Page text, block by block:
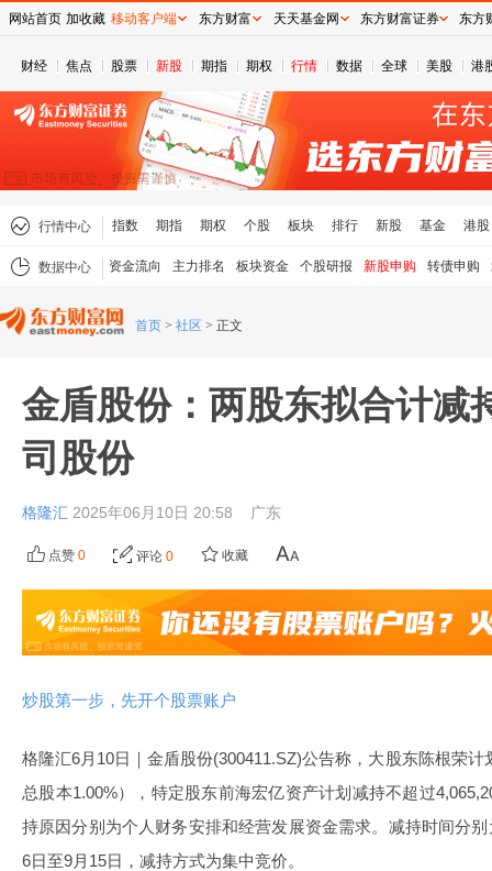
财经 焦点 股票 新股 期指 期权 行情 数据 全球 美股 港
行情中心 指数 期指 期权 个股 板块 排行 新股 基金 港股
数据中心 资金流向 主力排名 板块资金 个股研报 新股申购 转债申购
首页 > 社区 > 正文
金盾股份：两股东拟合计减
司股份
格隆汇 2025年06月10日 20:58 广东
点赞 0 评论 0 收藏
炒股第一步，先开个股票账户
格隆汇6月10日｜金盾股份(300411.SZ)公告称，大股东陈根荣
总股本1.00%），特定股东前海宏亿资产计划减持不超过
持原因分别为个人财务安排和经营发展资金需求。减持时间分
6日至9月15日，减持方式为集中竞价。
网站首页 加收藏 移动客户端 东方财富 天天基金网 东方财富证券 东方